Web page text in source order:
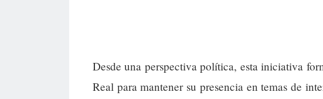
Desde una perspectiva política, esta iniciativa
Real para mantener su presencia en temas de